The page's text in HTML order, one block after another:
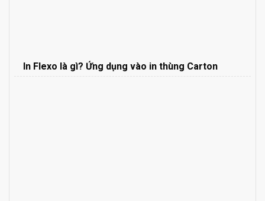
In Flexo là gì? Ứng dụng vào in thùng Carton